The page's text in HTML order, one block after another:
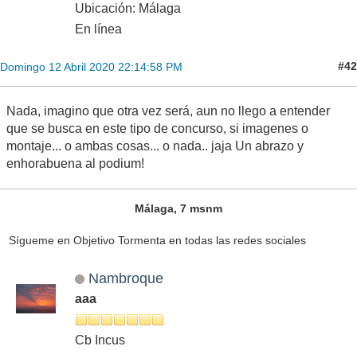
Ubicación: Málaga
En línea
Domingo 12 Abril 2020 22:14:58 PM #42
Nada, imagino que otra vez será, aun no llego a entender
que se busca en este tipo de concurso, si imagenes o
montaje... o ambas cosas... o nada.. jaja Un abrazo y
enhorabuena al podium!
Málaga, 7 msnm
Sígueme en Objetivo Tormenta en todas las redes sociales
Nambroque
aaa
Cb Incus